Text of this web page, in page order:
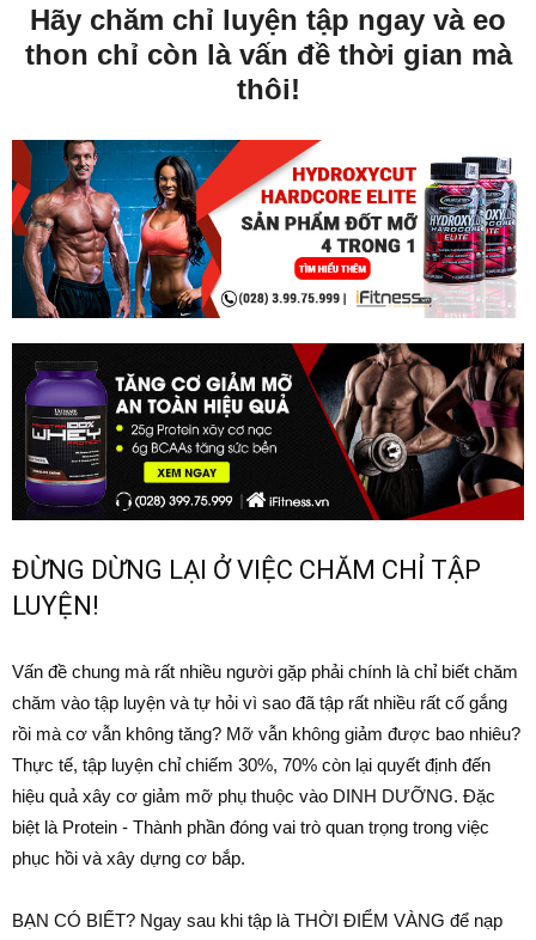
Hãy chăm chỉ luyện tập ngay và eo
thon chỉ còn là vấn đề thời gian mà
thôi!
ĐỪNG DỪNG LẠI Ở VIỆC CHĂM CHỈ TẬP
LUYỆN!
Vấn đề chung mà rất nhiều người gặp phải chính là chỉ biết chăm
chăm vào tập luyện và tự hỏi vì sao đã tập rất nhiều rất cố gắng
rồi mà cơ vẫn không tăng? Mỡ vẫn không giảm được bao nhiêu?
Thực tế, tập luyện chỉ chiếm 30%, 70% còn lại quyết định đến
hiệu quả xây cơ giảm mỡ phụ thuộc vào DINH DƯỠNG. Đặc
biệt là Protein - Thành phần đóng vai trò quan trọng trong việc
phục hồi và xây dựng cơ bắp.
BẠN CÓ BIẾT? Ngay sau khi tập là THỜI ĐIỂM VÀNG để nạp